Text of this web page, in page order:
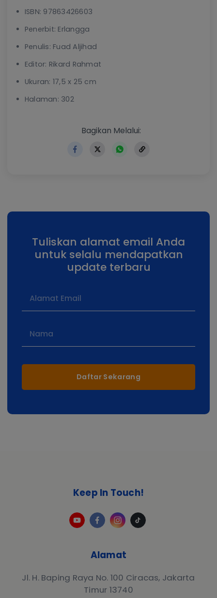
ISBN: 97863426603
Penerbit: Erlangga
Penulis: Fuad Aljihad
Editor: Rikard Rahmat
Ukuran: 17,5 x 25 cm
Halaman: 302
https://
Bagikan Melalui:
Tuliskan alamat email Anda
untuk selalu mendapatkan
update terbaru
Daftar Sekarang
Alamat
Jl. H. Baping Raya No. 100 Ciracas, Jakarta
Timur 13740
Keep In Touch!